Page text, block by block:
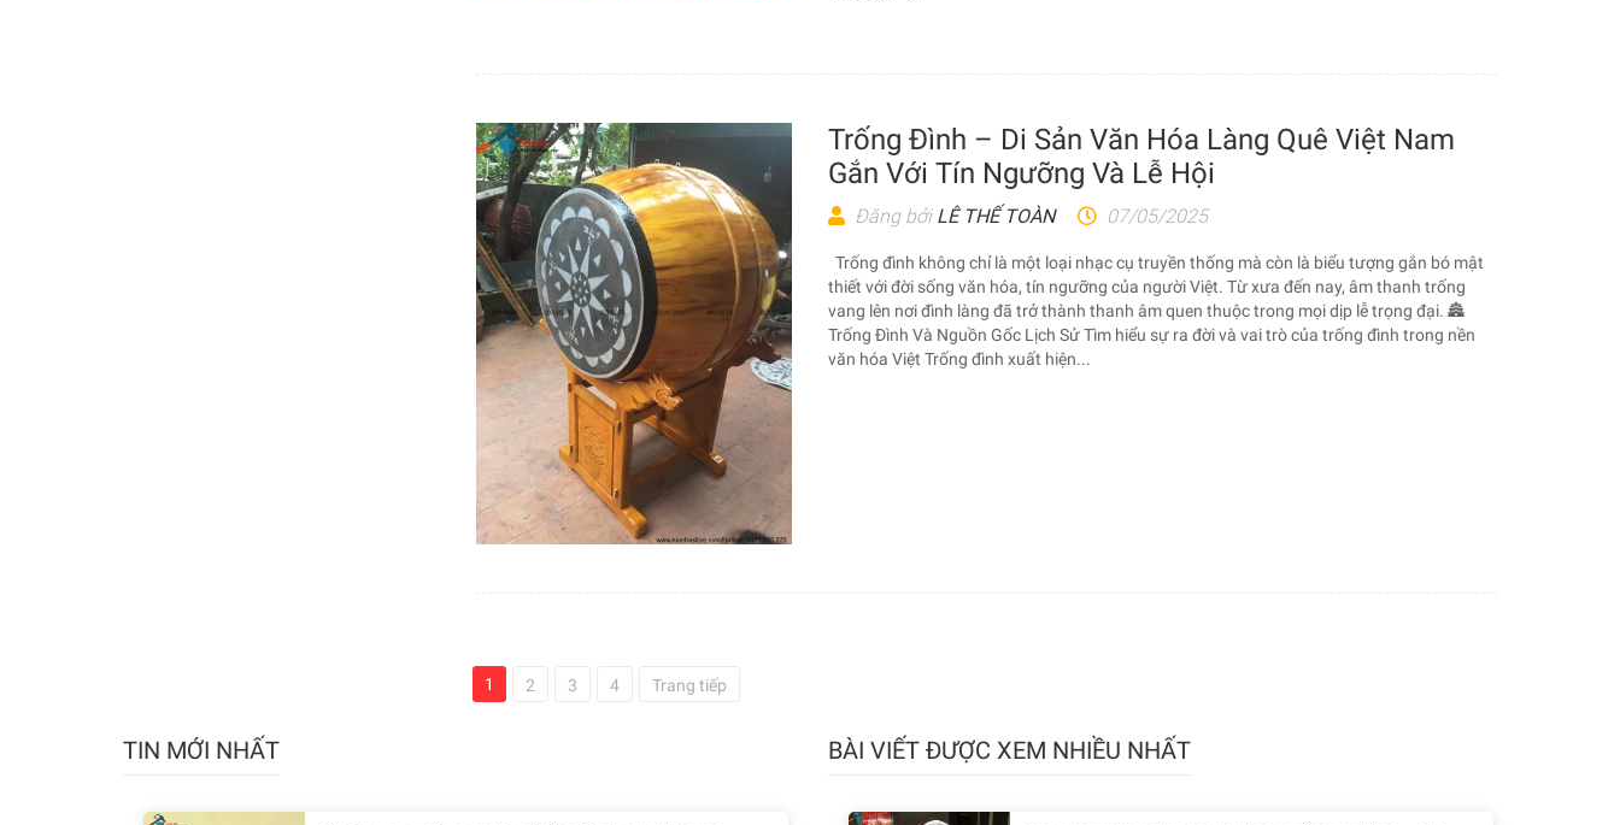
Trống Đình – Di Sản Văn Hóa Làng Quê Việt Nam
Gắn Với Tín Ngưỡng Và Lễ Hội
Đăng bởi LÊ THẾ TOÀN 07/05/2025
Trống đình không chỉ là một loại nhạc cụ truyền thống mà còn là biểu tượng gắn bó mật
thiết với đời sống văn hóa, tín ngưỡng của người Việt. Từ xưa đến nay, âm thanh trống
vang lên nơi đình làng đã trở thành thanh âm quen thuộc trong mọi dịp lễ trọng đại. 🏯
Trống Đình Và Nguồn Gốc Lịch Sử Tìm hiểu sự ra đời và vai trò của trống đình trong nền
văn hóa Việt Trống đình xuất hiện...
1 2 3 4 Trang tiếp
TIN MỚI NHẤT BÀI VIẾT ĐƯỢC XEM NHIỀU NHẤT